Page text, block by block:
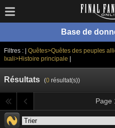
Base de
Filtres : | Quêtes>Quêtes des peuples
Ixali>Histoire principale
Résultats (0résultat(s))
Page